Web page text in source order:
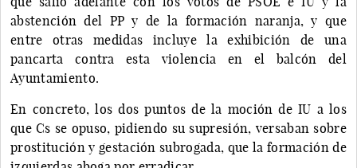
abstención del PP y de la formación naranja, y que
entre otras medidas incluye la exhibición de una
pancarta contra esta violencia en el balcón del
Ayuntamiento.
En concreto, los dos puntos de la moción de IU a los
que Cs se opuso, pidiendo su supresión, versaban sobre
prostitución y gestación subrogada, que la formación de